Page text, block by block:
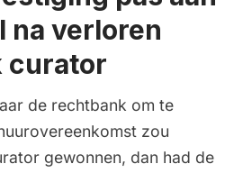
na verloren
curator
de rechtbank om te
zou
gewonnen, dan had de